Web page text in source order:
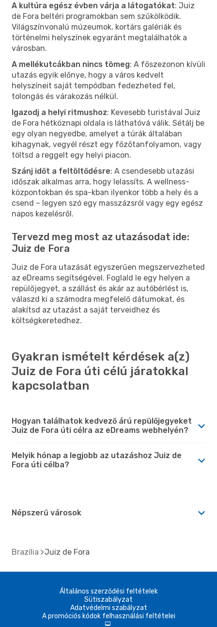
A kultúra egész évben várja a látogatókat: Juiz
de Fora beltéri programokban sem szűkölködik.
Világszínvonalú múzeumok, kortárs galériák és
történelmi helyszínek egyaránt megtalálhatók a
városban.
A mellékutcákban nincs tömeg: A főszezonon kívüli
utazás egyik előnye, hogy a város kedvelt
helyszíneit saját tempódban fedezheted fel,
tolongás és várakozás nélkül.
Igazodj a helyi ritmushoz: Kevesebb turistával Juiz
de Fora hétköznapi oldala is láthatóvá válik. Sétálj be
egy olyan negyedbe, amelyet a túrák általában
kihagynak, vegyél részt egy főzőtanfolyamon, vagy
töltsd a reggelt egy helyi piacon.
Szánj időt a feltöltődésre: A csendesebb utazási
időszak alkalmas arra, hogy lelassíts. A wellness-
központokban és spa-kban ilyenkor több a hely és a
csend – legyen szó egy masszázsról vagy egy egész
napos kezelésről.
Tervezd meg most az utazásodat ide:
Juiz de Fora
Juiz de Fora utazását egyszerűen megszervezheted
az eDreams segítségével. Foglald le egy helyen a
repülőjegyet, a szállást és akár az autóbérlést is,
válaszd ki a számodra megfelelő dátumokat, és
alakítsd az utazást a saját terveidhez és
költségkeretedhez.
Gyakran ismételt kérdések a(z)
Juiz de Fora úti célú járatokkal
kapcsolatban
Hogyan találhatok kedvező árú repülőjegyeket
Juiz de Fora úti célra az eDreams webhelyén?
Melyik hónap a legjobb az utazáshoz Juiz de
Fora úti célba?
Népszerű városok
Brazília Juiz de Fora
Általános szerződési feltételek
Sütiszabályzat
Adatvédelmi szabályzat
A promóciós kódok felhasználási feltételei
d